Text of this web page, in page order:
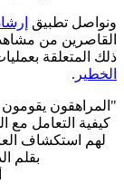
ونواصل تطبيق
القاصرين من
ذلك المتعلقة
الخطير .
"المراهقون يقومون
كيفية التعامل مع
لهم استكشاف
بقلم